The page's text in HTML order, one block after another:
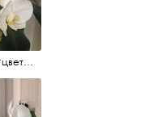
#шестой #цветыцветут #цветы #лето2017 #летнийснег